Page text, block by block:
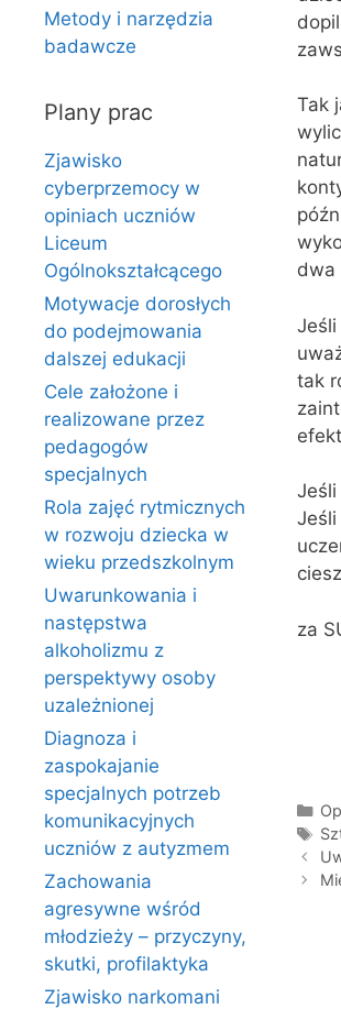
Tak
dwa
tak
za
Metody i narzędzia
badawcze
Plany prac
Zjawisko
cyberprzemocy w
opiniach uczniów
Liceum
Ogólnokształcącego
Motywacje dorosłych
do podejmowania
dalszej edukacji
Cele założone i
realizowane przez
pedagogów
specjalnych
Rola zajęć rytmicznych
w rozwoju dziecka w
wieku przedszkolnym
Uwarunkowania i
następstwa
alkoholizmu z
perspektywy osoby
uzależnionej
Diagnoza i
zaspokajanie
specjalnych potrzeb
komunikacyjnych
uczniów z autyzmem
Zachowania
agresywne wśród
młodzieży – przyczyny,
skutki, profilaktyka
Zjawisko narkomani